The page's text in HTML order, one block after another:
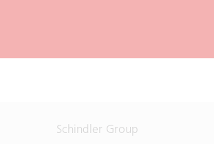
Schindler Group